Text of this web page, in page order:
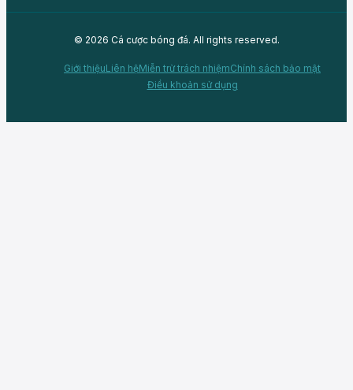
© 2026 Cá cược bóng đá. All rights reserved.
Giới thiệuLiên hệMiễn trừ trách nhiệmChính sách bảo mật
Điều khoản sử dụng